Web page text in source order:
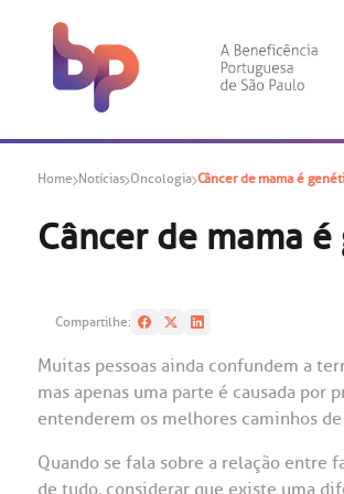
Home Notícias Oncologia Câncer de mama é
Câncer de mama
Compartilhe:
Muitas pessoas ainda confundem a
mas apenas uma parte é causada
entenderem os melhores caminhos
Quando se fala sobre a relação entre
de tudo, considerar que existe uma